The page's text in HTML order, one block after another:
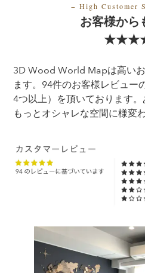
− High Customer
お客様から
3D Wood World Mapは高い
ます。94件のお客様レビュー
4つ以上）を頂いております
もっとオシャレな空間に様変わ